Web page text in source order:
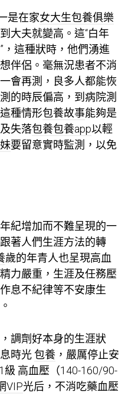
是在家女大生包養俱樂
大夫就變高。這“白年
，這種狀時，他們湧進
伴侶。毫無況患者不消
會再測，良多人都能恢
的時辰偏高，到病院測
種情形包養故事能夠是
失落包養包養app以輕
要留意實時監測，以免
紀增加而不難呈現的一
著人們生涯方法的轉
歲的年青人也呈現高血
力嚴重，生涯及任務壓
息不紀律等不安康生
調劑好本身的生涯狀
時光包養 ，嚴厲停止安
級 高血壓（140-160/90-
VIP光后，不消吃藥血壓